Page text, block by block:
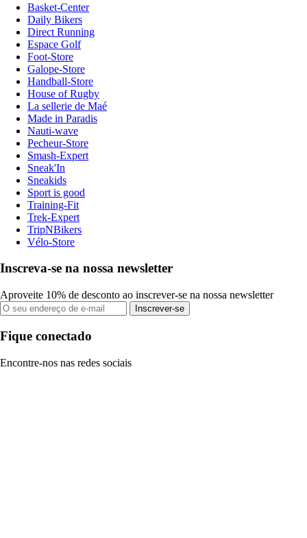
Basket-Center
Daily Bikers
Direct Running
Espace Golf
Foot-Store
Galope-Store
Handball-Store
House of Rugby
La sellerie de Maé
Made in Paradis
Nauti-wave
Pecheur-Store
Smash-Expert
Sneak'In
Sneakids
Sport is good
Training-Fit
Trek-Expert
TripNBikers
Vélo-Store
Inscreva-se na nossa newsletter
Aproveite 10% de desconto ao inscrever-se na nossa newsletter
Inscrever-se
Fique conectado
Encontre-nos nas redes sociais